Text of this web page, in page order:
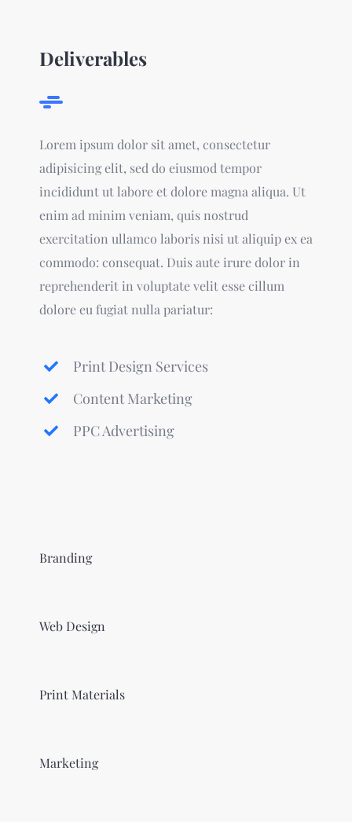
Deliverables
Lorem ipsum dolor sit amet, consectetur
adipisicing elit, sed do eiusmod tempor
incididunt ut labore et dolore magna aliqua. Ut
enim ad minim veniam, quis nostrud
exercitation ullamco laboris nisi ut aliquip ex ea
commodo: consequat. Duis aute irure dolor in
reprehenderit in voluptate velit esse cillum
dolore eu fugiat nulla pariatur:
Print Design Services
Content Marketing
PPC Advertising
Branding
Web Design
Print Materials
Marketing